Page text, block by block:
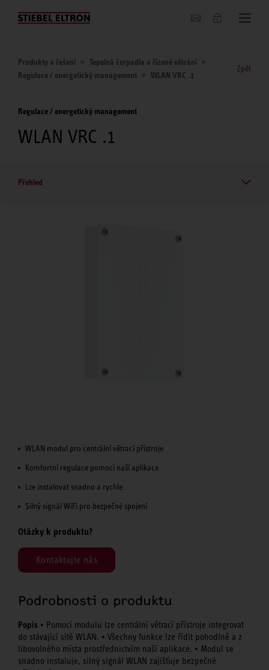
O nás
Produkty a řešení
Tepelná čerpadla a řízené větrání
Regulace / energetický management
WLAN VRC .1
Zpět
Regulace / energetický management
WLAN VRC .1
Přehled
WLAN modul pro centrální větrací přístroje
Komfortní regulace pomocí naší aplikace
Lze instalovat snadno a rychle
Silný signál WiFi pro bezpečné spojení
Otázky k produktu?
Kontaktujte nás
Podrobnosti o produktu
Popis • Pomocí modulu lze centrální větrací přístroje integrovat
do stávající sítě WLAN. • Všechny funkce lze řídit pohodlně a z
libovolného místa prostřednictvím naší aplikace. • Modul se
snadno instaluje, silný signál WLAN zajišťuje bezpečné